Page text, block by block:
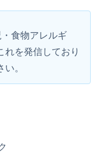
食物アレルギ
れを発信しており
。